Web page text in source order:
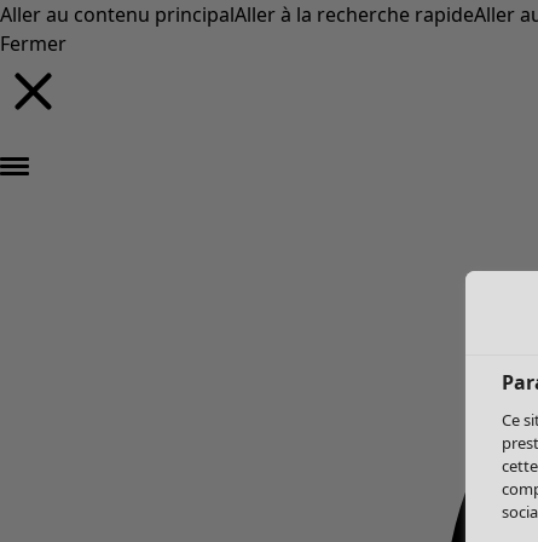
Aller au contenu principalAller à la recherche rapideAller
Fermer
Ce